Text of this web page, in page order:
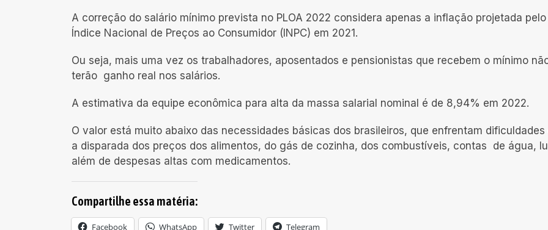
A correção do salário mínimo prevista no PLOA 2022 considera apenas a inflação projetada pelo
Índice Nacional de Preços ao Consumidor (INPC) em 2021.
Ou seja, mais uma vez os trabalhadores, aposentados e pensionistas que recebem o mínimo
terão ganho real nos salários.
A estimativa da equipe econômica para alta da massa salarial nominal é de 8,94% em 2022.
O valor está muito abaixo das necessidades básicas dos brasileiros, que enfrentam dificuldades
a disparada dos preços dos alimentos, do gás de cozinha, dos combustíveis, contas de água,
além de despesas altas com medicamentos.
Compartilhe essa matéria:
Facebook WhatsApp Twitter Telegram